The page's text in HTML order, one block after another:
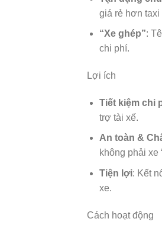
giá rẻ hơn taxi
“Xe ghép”:
chi phí.
Lợi ích
Tiết kiệm chi
trợ tài xế.
An toàn &
không phải xe
Tiện lợi: Kết
xe.
Cách hoạt động